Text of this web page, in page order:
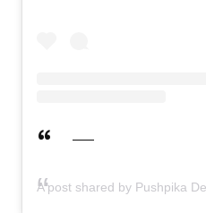
A post shared by Pushpika